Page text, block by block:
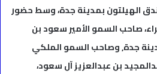
الهيلتون بمدينة جدة، وسط حضور
صاحب السمو الأمير سعود بن
جدة, وصاحب السمو الملكي
بن عبدالعزيز آل سعود،